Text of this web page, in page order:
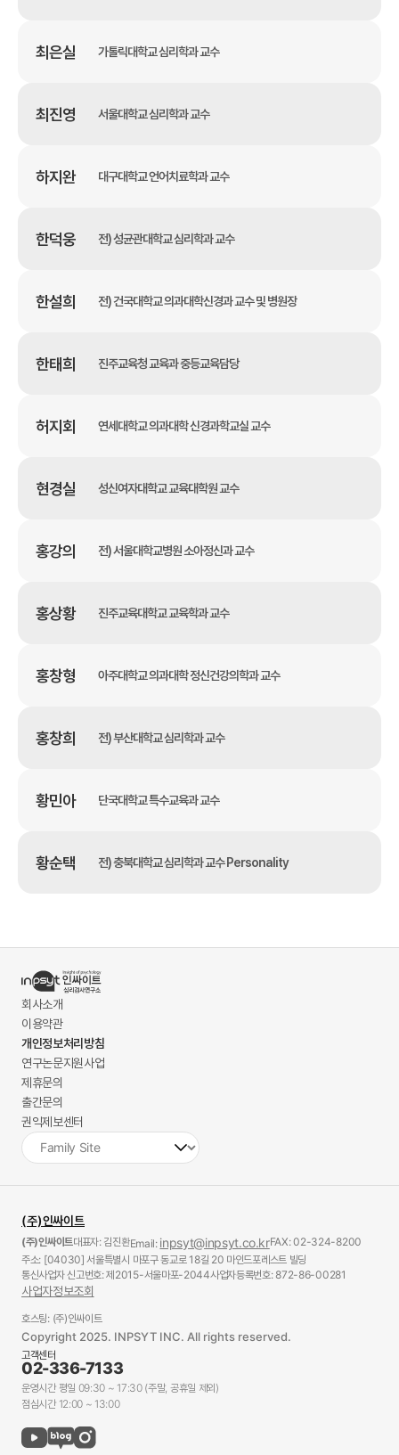
최은실 가톨릭대학교 심리학과 교수
최진영 서울대학교 심리학과 교수
하지완 대구대학교 언어치료학과 교수
한덕웅 전) 성균관대학교 심리학과 교수
한설희 전) 건국대학교 의과대학신경과 교수 및 병원장
한태희 진주교육청 교육과 중등교육담당
허지회 연세대학교 의과대학 신경과학교실 교수
현경실 성신여자대학교 교육대학원 교수
홍강의 전) 서울대학교병원 소아정신과 교수
홍상황 진주교육대학교 교육학과 교수
홍창형 아주대학교 의과대학 정신건강의학과 교수
홍창희 전) 부산대학교 심리학과 교수
황민아 단국대학교 특수교육과 교수
황순택 전) 충북대학교 심리학과 교수 Personality
회사소개
이용약관
개인정보처리방침
연구논문지원사업
제휴문의
출간문의
권익제보센터
(주)인싸이트
(주)인싸이트대표자: 김진환Email: inpsyt@inpsyt.co.krFAX: 02-324-8200
주소: [04030] 서울특별시 마포구 동교로 18길 20 마인드포레스트 빌딩
통신사업자 신고번호: 제2015-서울마포-2044사업자등록번호: 872-86-00281
사업자정보조회
호스팅: (주)인싸이트
Copyright 2025. INPSYT INC. All rights reserved.
고객센터
02-336-7133
운영시간 평일 09:30 ~ 17:30 (주말, 공휴일 제외)
점심시간 12:00 ~ 13:00